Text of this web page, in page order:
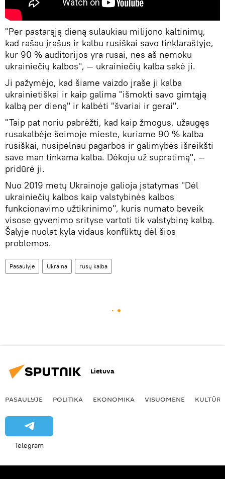
"Per pastarąją dieną sulaukiau milijono kaltinimų,
kad rašau įrašus ir kalbu rusiškai savo tinklaraštyje,
kur 90 % auditorijos yra rusai, nes aš nemoku
ukrainiečių kalbos", — ukrainiečių kalba sakė ji.
Ji pažymėjo, kad šiame vaizdo įraše ji kalba
ukrainietiškai ir kaip galima "išmokti savo gimtąją
kalbą per dieną" ir kalbėti "švariai ir gerai".
"Taip pat noriu pabrėžti, kad kaip žmogus, užaugęs
rusakalbėje šeimoje mieste, kuriame 90 % kalba
rusiškai, nusipelnau pagarbos ir galimybės išreikšti
save man tinkama kalba. Dėkoju už supratimą", —
pridūrė ji.
Nuo 2019 metų Ukrainoje galioja įstatymas "Dėl
ukrainiečių kalbos kaip valstybinės kalbos
funkcionavimo užtikrinimo", kuris numato beveik
visose gyvenimo srityse vartoti tik valstybinę kalbą.
Šalyje nuolat kyla vidaus konfliktų dėl šios
problemos.
Pasaulyje Ukraina rusų kalba
Lietuva
PASAULYJE POLITIKA EKONOMIKA VISUOMENĖ KULTŪRA
Telegram